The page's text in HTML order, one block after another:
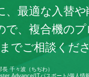
、最適な入替
で、複合機の
でご相談くださ
千々波（ちぢわ）
Advance/ITパスポート/個人情